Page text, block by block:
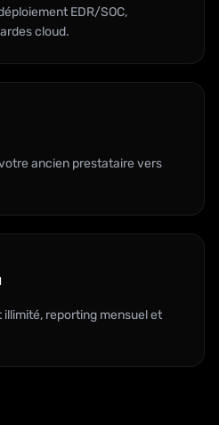
EDR/SOC,
cloud.
ancien prestataire vers
reporting mensuel et